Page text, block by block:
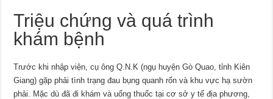
Triệu chứng và quá trình
khám bệnh
Trước khi nhập viện, cụ ông Q.N.K (ngụ huyện Gò Quao, tỉnh Kiên
Giang) gặp phải tình trạng đau bụng quanh rốn và khu vực hạ sườn
phải. Mặc dù đã đi khám và uống thuốc tại cơ sở y tế địa phương,